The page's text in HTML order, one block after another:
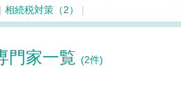
相続税対策（2）
門家一覧 (2件)